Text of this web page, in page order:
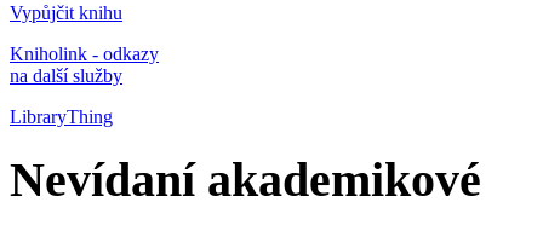
Vypůjčit knihu
Kniholink - odkazy
na další služby
LibraryThing
Nevídaní akademikové